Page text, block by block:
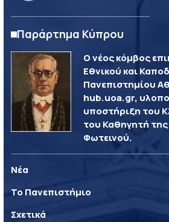
Παράρτημα Κύπρου
Ο νέος κόμβος
Εθνικού και
Πανεπιστημίου
hub.uoa.gr,
υποστήριξη του
του Καθηγητή της
Φωτεινού.
Νέα
Το Πανεπιστήμιο
Σχετικά